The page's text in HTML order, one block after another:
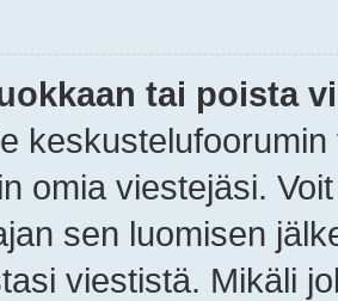
tai poista
omia viestejäsi.
sen luomisen
viestistä. Mikäli